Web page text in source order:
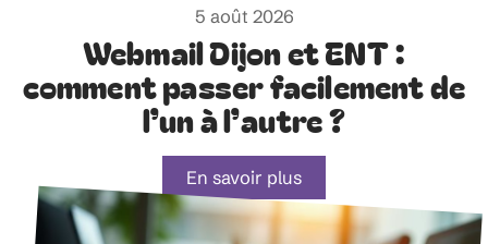
5 août 2026
Webmail Dijon et ENT :
comment passer facilement de
l’un à l’autre ?
En savoir plus